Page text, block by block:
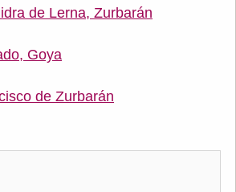
de Lerna, Zurbarán
Goya
de Zurbarán